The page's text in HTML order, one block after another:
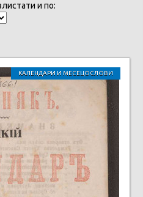
и по:
КАЛЕНДАРИ И МЕСЕЦОСЛОВИ